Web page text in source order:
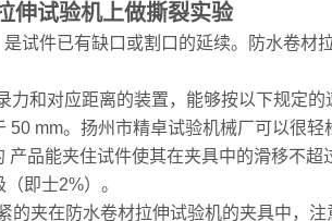
伸试验机上做撕裂实验
试件已有缺口或割口的延续。防水卷
力和对应距离的装置，能够按以下规定
50 mm。扬州市精卓试验机械厂可以很
品能夹住试件使其在夹具中的滑移不
即士2%）。
的夹在防水卷材拉伸试验机的夹具中，